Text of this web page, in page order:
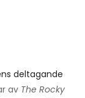
deltagande
av The Rocky